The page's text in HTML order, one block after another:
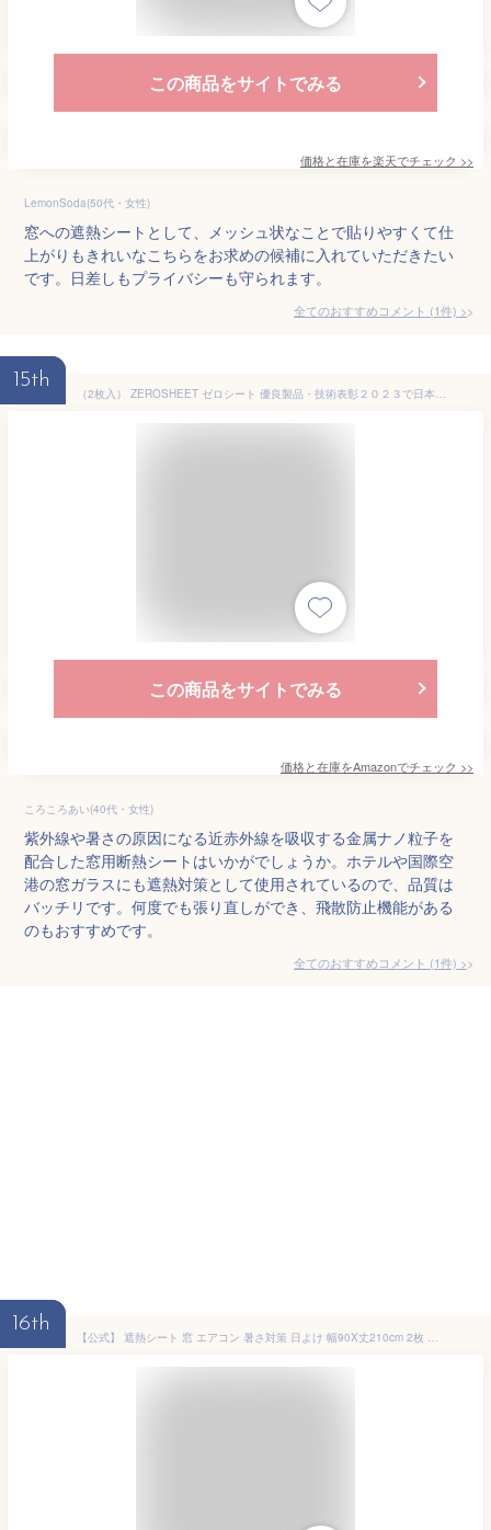
この商品をサイトでみる
価格と在庫を楽天でチェック >>
LemonSoda(50代・女性)
窓への遮熱シートとして、メッシュ状なことで貼りやすくて仕
上がりもきれいなこちらをお求めの候補に入れていただきたい
です。日差しもプライバシーも守られます。
全てのおすすめコメント (1件) >
15th
（2枚入） ZEROSHEET ゼロシート 優良製品・技術表彰２０２３で日本建築材料協会賞を受賞 貼って剥がせる窓ガラス用遮熱シート 遮熱フィルム 断熱シート 断熱フィルム DIY 遮熱シート 紫外線カット 近赤外線カット 飛散防止効果
この商品をサイトでみる
価格と在庫をAmazonでチェック >>
ころころあい(40代・女性)
紫外線や暑さの原因になる近赤外線を吸収する金属ナノ粒子を
配合した窓用断熱シートはいかがでしょうか。ホテルや国際空
港の窓ガラスにも遮熱対策として使用されているので、品質は
バッチリです。何度でも張り直しができ、飛散防止機能がある
のもおすすめです。
全てのおすすめコメント (1件) >
16th
【公式】 遮熱シート 窓 エアコン 暑さ対策 日よけ 幅90X丈210cm 2枚 遮熱スクリーン 部屋 遮光 遮熱カーテン 節電 省エネ ロング 2枚組 エコ スクリーン 冷房 よく効く 紫外線 UVカット 遮光 率 約98％ 目隠し 熱気対策 防止 冷効率UP 一年中 フォーラル